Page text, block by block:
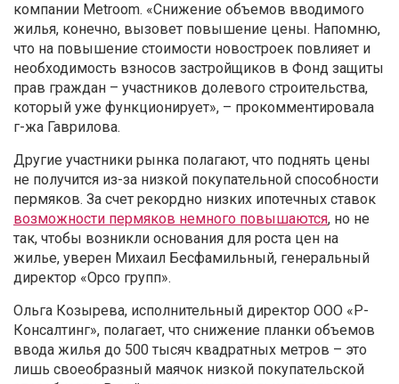
компании Metroom. «Снижение объемов вводимого
жилья, конечно, вызовет повышение цены. Напомню,
что на повышение стоимости новостроек повлияет и
необходимость взносов застройщиков в Фонд защиты
прав граждан – участников долевого строительства,
который уже функционирует», – прокомментировала
г-жа Гаврилова.
Другие участники рынка полагают, что поднять цены
не получится из-за низкой покупательной способности
пермяков. За счет рекордно низких ипотечных ставок
возможности пермяков немного повышаются, но не
так, чтобы возникли основания для роста цен на
жилье, уверен Михаил Бесфамильный, генеральный
директор «Орсо групп».
Ольга Козырева, исполнительный директор ООО «Р-
Консалтинг», полагает, что снижение планки объемов
ввода жилья до 500 тысяч квадратных метров – это
лишь своеобразный маячок низкой покупательской